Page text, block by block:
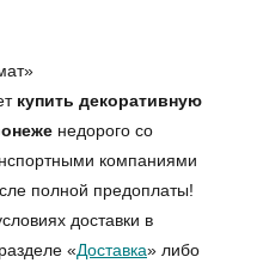
купить декоративную
недорого со
компаниями
полной предоплаты!
доставки в
«Доставка» либо